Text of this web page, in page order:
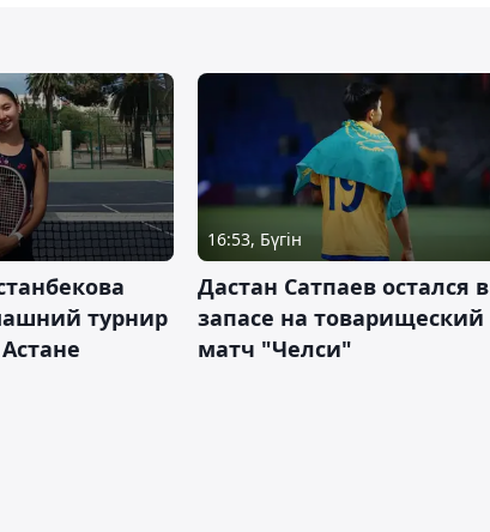
турнир
16:53, Бүгін
Дастан Сатпаев остался в
запасе на товарищеский
матч "Челси"